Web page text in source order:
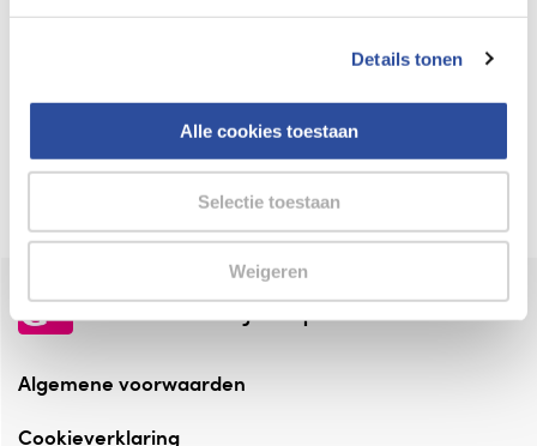
Details tonen
Alle cookies toestaan
Selectie toestaan
Weigeren
Altijd onze folder bij de hand
Check onze folders ⁠bij AlleFolders.
de vriendelijke specialist
Algemene voorwaarden
Cookieverklaring